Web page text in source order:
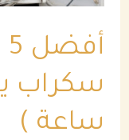
ساعة )
ساعة
)